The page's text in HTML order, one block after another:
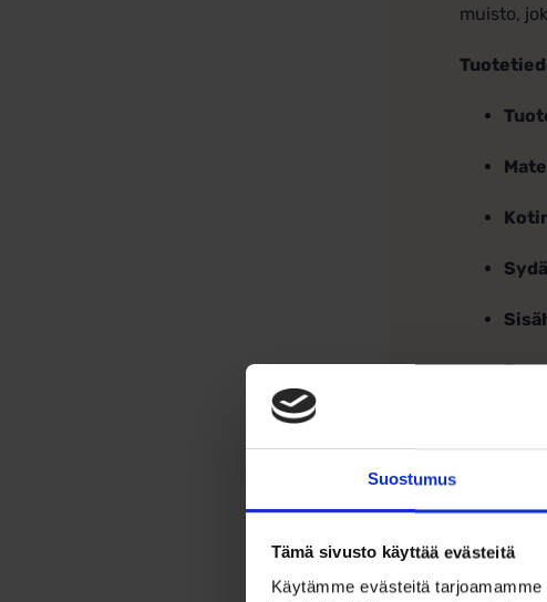
Suostumus
Tämä sivusto käyttää evästeitä
Käytämme evästeitä
muisto,